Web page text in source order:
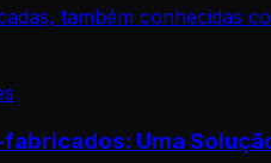
também conhecidas
Uma